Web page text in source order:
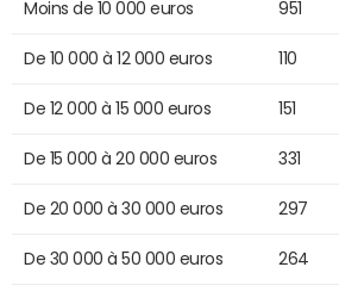
Moins de 10 000 euros 951
De 10 000 à 12 000 euros 110
De 12 000 à 15 000 euros 151
De 15 000 à 20 000 euros 331
De 20 000 à 30 000 euros 297
De 30 000 à 50 000 euros 264